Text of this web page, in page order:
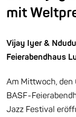
mit
Vijay Iyer &
Feierabendhaus
Am Mittwoch, den
BASF-
Jazz Festival